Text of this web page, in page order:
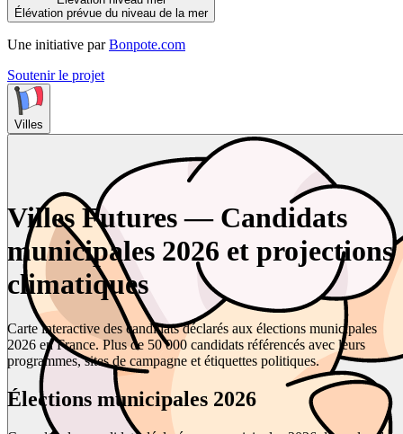
Élévation prévue du niveau de la mer
Une initiative par Bonpote.com
Soutenir le projet
Villes
Villes Futures — Candidats
municipales 2026 et projections
climatiques
Carte interactive des candidats déclarés aux élections municipales
2026 en France. Plus de 50 000 candidats référencés avec leurs
programmes, sites de campagne et étiquettes politiques.
Élections municipales 2026